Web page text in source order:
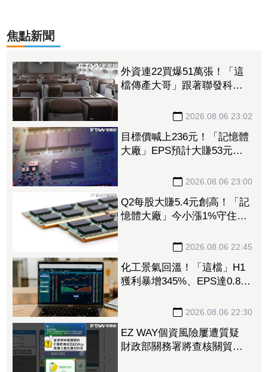
焦點新聞
外資連22買爆51萬張！「這
檔傳產大哥」跟著聯發科發
2026.08.06 23:02
目標價喊上236元！「記憶體
大廠」EPS預計大賺53元
2026.08.06 23:00
Q2每股大賺5.4元創高！「記
憶體大廠」今小漲1%守住連
抱回7549萬元 2026.08.06 22:45
化工景氣回溫！「這檔」H1
獲利暴增345%、EPS達0.89
2026.08.06 22:30
EZ WAY個資風險屢遭質疑
財政部關務署將查核關貿公